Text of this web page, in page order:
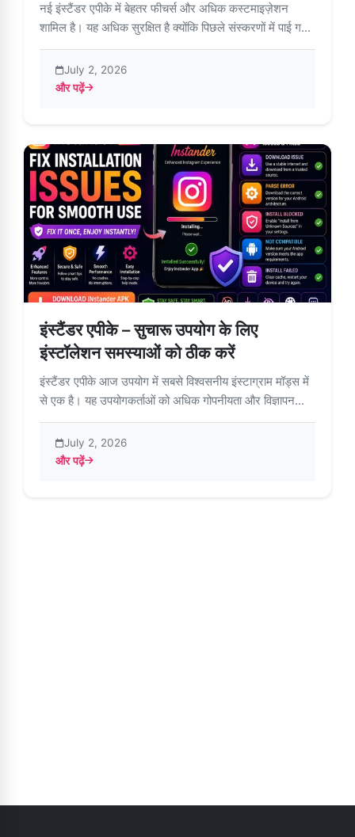
नई इंस्टैंडर एपीके में बेहतर फीचर्स और अधिक कस्टमाइज़ेशन
शामिल है। यह अधिक सुरक्षित है क्योंकि पिछले संस्करणों में पाई ग...
July 2, 2026
और पढ़ें
about एंड्रॉइड पर इंस्टैंडर एपीके अपडेट करें – चरण-दर-चरण गाइड
इंस्टैंडर एपीके – सुचारू उपयोग के लिए
इंस्टॉलेशन समस्याओं को ठीक करें
इंस्टैंडर एपीके आज उपयोग में सबसे विश्वसनीय इंस्टाग्राम मॉड्स में
से एक है। यह उपयोगकर्ताओं को अधिक गोपनीयता और विज्ञापन...
July 2, 2026
और पढ़ें
about इंस्टैंडर एपीके – सुचारू उपयोग के लिए इंस्टॉलेशन समस्याओं को